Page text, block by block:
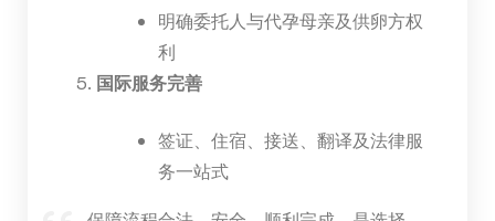
明确委托人与代孕母亲及供卵方权
利
国际服务完善
签证、住宿、接送、翻译及法律服
务一站式